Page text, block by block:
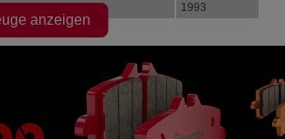
1993
anzeigen